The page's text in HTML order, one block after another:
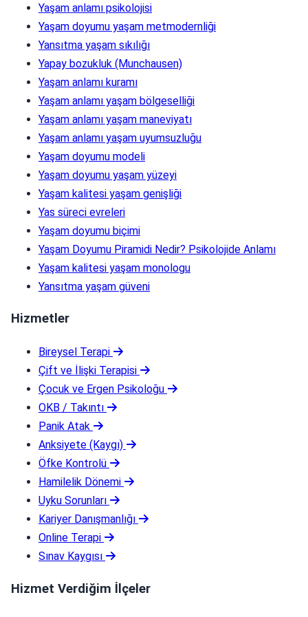
Yaşam anlamı psikolojisi
Yaşam doyumu yaşam metmodernliği
Yansıtma yaşam sıkılığı
Yapay bozukluk (Munchausen)
Yaşam anlamı kuramı
Yaşam anlamı yaşam bölgeselliği
Yaşam anlamı yaşam maneviyatı
Yaşam anlamı yaşam uyumsuzluğu
Yaşam doyumu modeli
Yaşam doyumu yaşam yüzeyi
Yaşam kalitesi yaşam genişliği
Yas süreci evreleri
Yaşam doyumu biçimi
Yaşam Doyumu Piramidi Nedir? Psikolojide Anlamı
Yaşam kalitesi yaşam monologu
Yansıtma yaşam güveni
Hizmetler
Bireysel Terapi
Çift ve İlişki Terapisi
Çocuk ve Ergen Psikoloğu
OKB / Takıntı
Panik Atak
Anksiyete (Kaygı)
Öfke Kontrolü
Hamilelik Dönemi
Uyku Sorunları
Kariyer Danışmanlığı
Online Terapi
Sınav Kaygısı
Hizmet Verdiğim İlçeler